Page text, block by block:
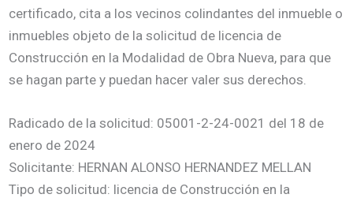
certificado, cita a los vecinos colindantes del inmueble o
inmuebles objeto de la solicitud de licencia de
Construcción en la Modalidad de Obra Nueva, para que
se hagan parte y puedan hacer valer sus derechos.
Radicado de la solicitud: 05001-2-24-0021 del 18 de
enero de 2024
Solicitante: HERNAN ALONSO HERNANDEZ MELLAN
Tipo de solicitud: licencia de Construcción en la